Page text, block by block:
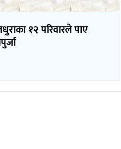
१२ परिवारले पाए